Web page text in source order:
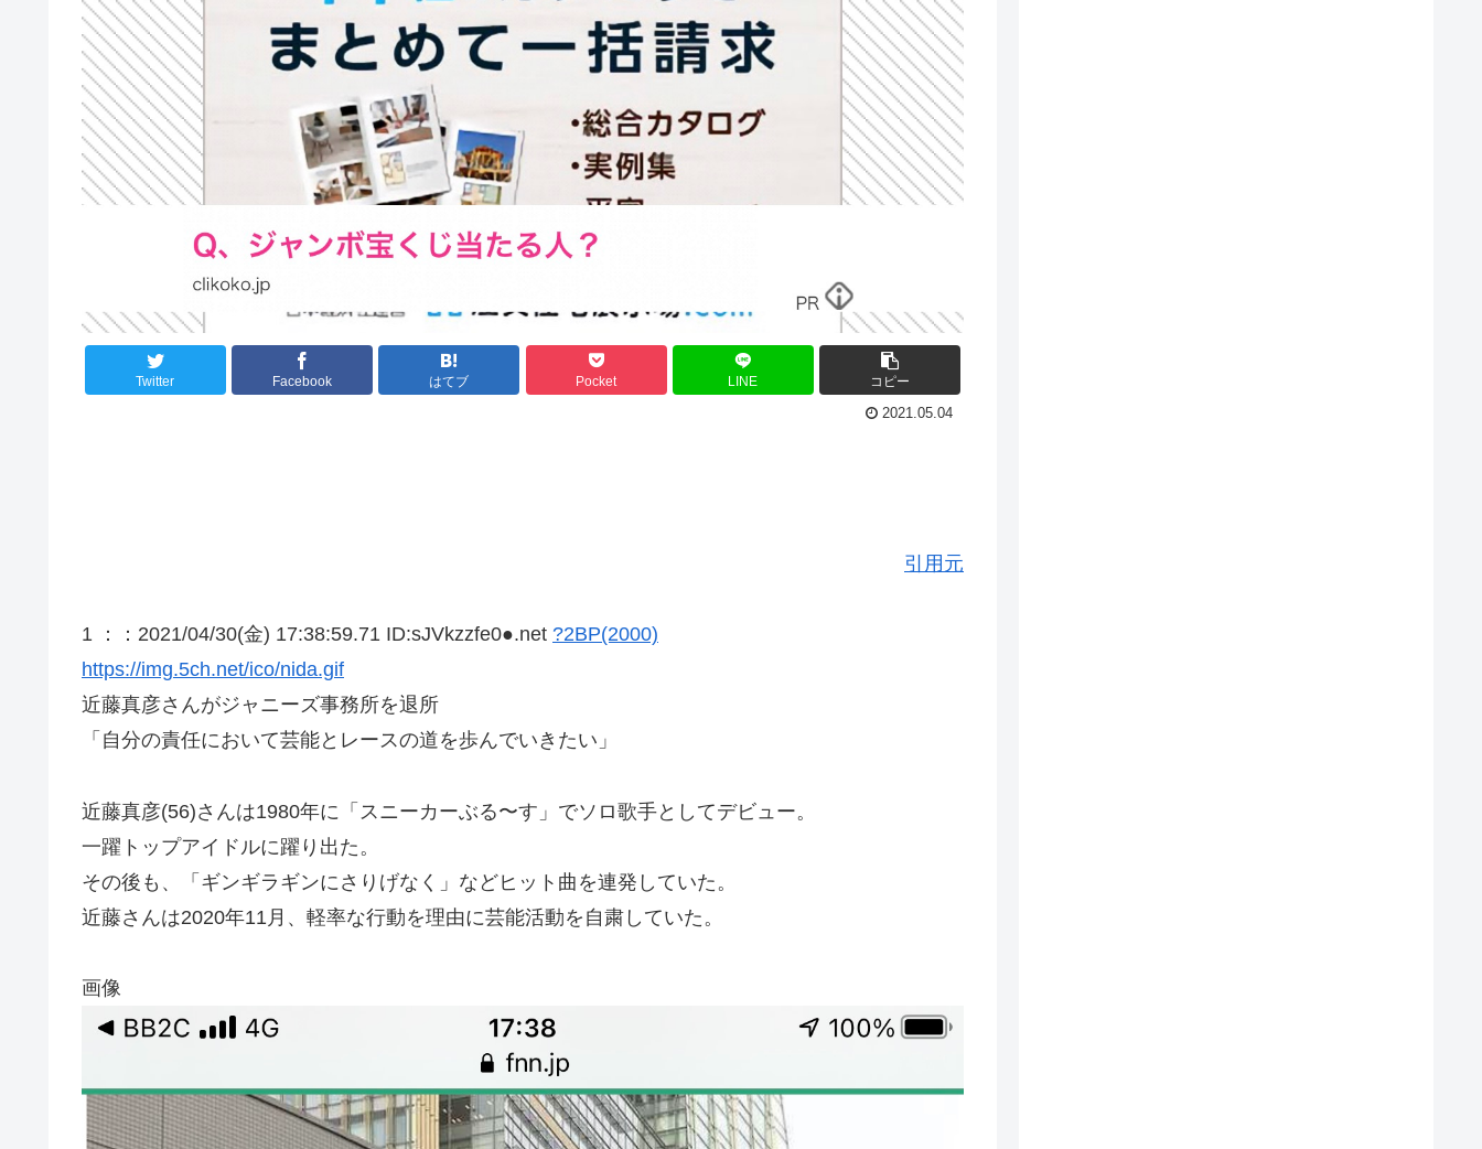
Twitter Facebook はてブ Pocket LINE コピー
2021.05.04
引用元
1 ： ：2021/04/30(金) 17:38:59.71 ID:sJVkzzfe0●.net ?2BP(2000)
https://img.5ch.net/ico/nida.gif
近藤真彦さんがジャニーズ事務所を退所
「自分の責任において芸能とレースの道を歩んでいきたい」
近藤真彦(56)さんは1980年に「スニーカーぶる〜す」でソロ歌手としてデビュー。
一躍トップアイドルに躍り出た。
その後も、「ギンギラギンにさりげなく」などヒット曲を連発していた。
近藤さんは2020年11月、軽率な行動を理由に芸能活動を自粛していた。
画像